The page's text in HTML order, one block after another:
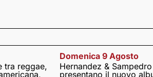
tra reggae,
Domenica 9 Agosto
Hernandez & Sampedro
presentano il nuovo